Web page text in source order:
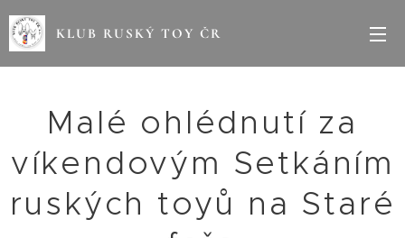
KLUB RUSKÝ TOY ČR
Malé ohlédnutí za
víkendovým Setkáním
ruských toyů na Staré